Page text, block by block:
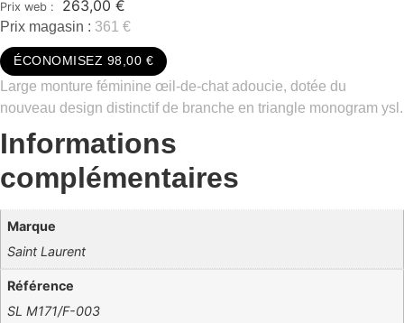
263,00 €
Prix magasin : 361 €
ÉCONOMISEZ 98,00 €
Large monture féminine œil-de-chat adoucie, dotée du
nouveau design distinctif de branche en triangle monogram ysl.
Informations
complémentaires
Référence
SL M171/F-003
Marque
Saint Laurent